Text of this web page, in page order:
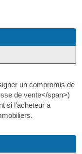
un compromis de
de vente</span>)
si l'acheteur a